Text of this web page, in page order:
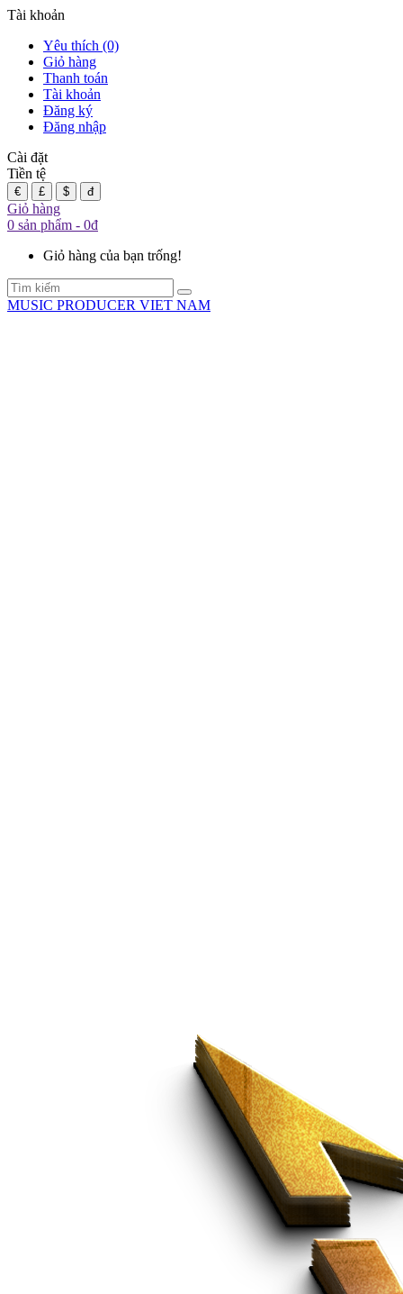
Tài khoản
Yêu thích (0)
Giỏ hàng
Thanh toán
Tài khoản
Đăng ký
Đăng nhập
Cài đặt
Tiền tệ
€ £ $ đ
Giỏ hàng
0 sản phẩm - 0đ
Giỏ hàng của bạn trống!
MUSIC PRODUCER VIET NAM